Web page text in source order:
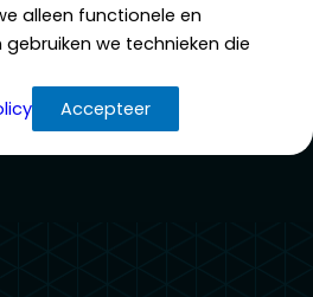
alleen functionele en
we technieken die
Accepteer